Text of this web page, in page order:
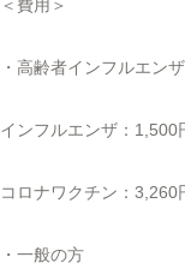
＜費用＞
・高齢者インフルエン
インフルエンザ：1,500
コロナワクチン：3,260
・一般の方